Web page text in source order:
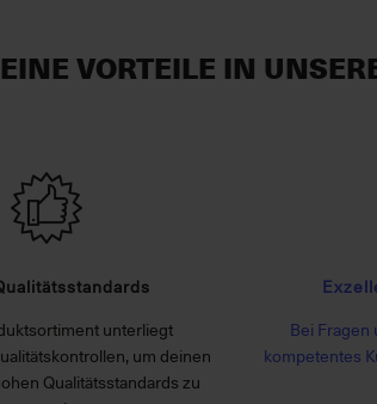
VORTEILE IN
unterliegt
um deinen
Qualitätsstandards zu
Bei
kompetentes